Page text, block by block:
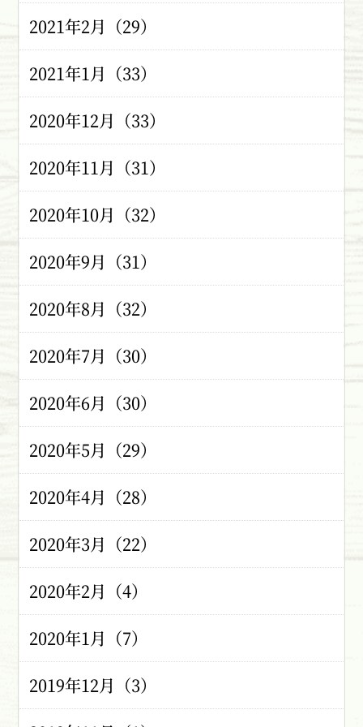
2021年2月（29）
2021年1月（33）
2020年12月（33）
2020年11月（31）
2020年10月（32）
2020年9月（31）
2020年8月（32）
2020年7月（30）
2020年6月（30）
2020年5月（29）
2020年4月（28）
2020年3月（22）
2020年2月（4）
2020年1月（7）
2019年12月（3）